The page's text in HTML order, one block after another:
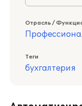
Отрасль /
Теги
бухгалтерия